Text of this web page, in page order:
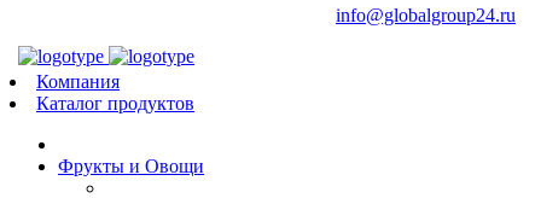
info@globalgroup24.ru
Компания
Каталог продуктов
Фрукты и Овощи